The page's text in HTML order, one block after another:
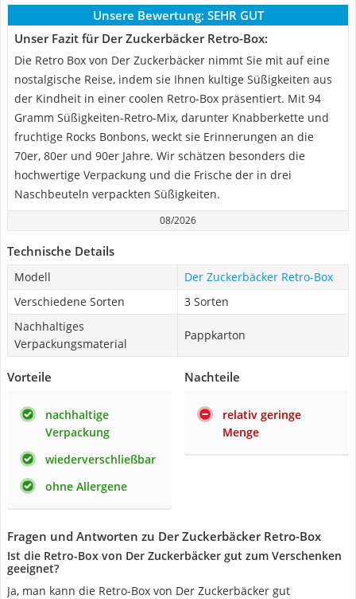
Unsere Bewertung: SEHR GUT
Unser Fazit für Der Zuckerbäcker Retro-Box:
Die Retro Box von Der Zuckerbäcker nimmt Sie mit auf eine
nostalgische Reise, indem sie Ihnen kultige Süßigkeiten aus
der Kindheit in einer coolen Retro-Box präsentiert. Mit 94
Gramm Süßigkeiten-Retro-Mix, darunter Knabberkette und
fruchtige Rocks Bonbons, weckt sie Erinnerungen an die
70er, 80er und 90er Jahre. Wir schätzen besonders die
hochwertige Verpackung und die Frische der in drei
Naschbeuteln verpackten Süßigkeiten.
08/2026
Technische Details
Modell
Der Zuckerbäcker Retro-Box
Verschiedene Sorten
3 Sorten
Nachhaltiges
Verpackungsmaterial
Pappkarton
Vorteile
nachhaltige
Verpackung
wiederverschließbar
ohne Allergene
Nachteile
relativ geringe
Menge
Fragen und Antworten zu Der Zuckerbäcker Retro-Box
Ist die Retro-Box von Der Zuckerbäcker gut zum Verschenken
geeignet?
Ja, man kann die Retro-Box von Der Zuckerbäcker gut